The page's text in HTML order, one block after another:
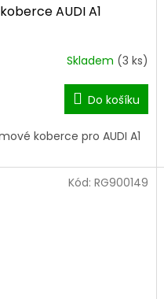
AUDI A1
Skladem (3 ks)
Do košíku
koberce pro AUDI A1
Kód: RG900149